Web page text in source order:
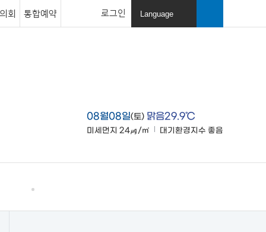
회 통합예약 로그인
Language
08월08일(토) 맑음29.9℃
미세먼지 24㎍/㎥ 대기환경지수 좋음
사이트맵